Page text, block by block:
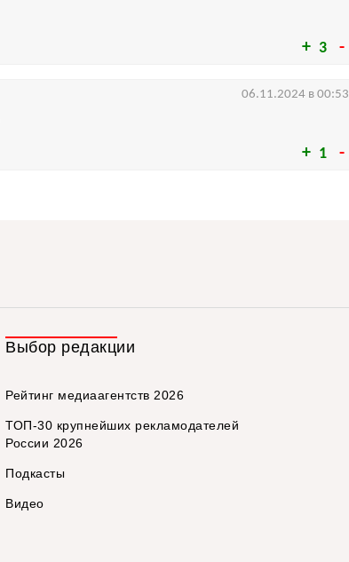
3
1
06.11.2024 в 00:53
Выбор редакции
Рейтинг медиаагентств 2026
ТОП-30 крупнейших рекламодателей
России 2026
Подкасты
Видео